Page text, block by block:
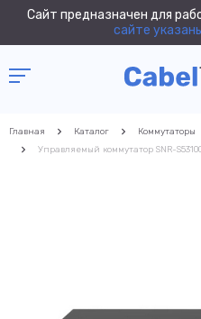
Сайт предназначен для
сайте
Главная Каталог Коммутаторы
Управляемый коммутатор SNR-